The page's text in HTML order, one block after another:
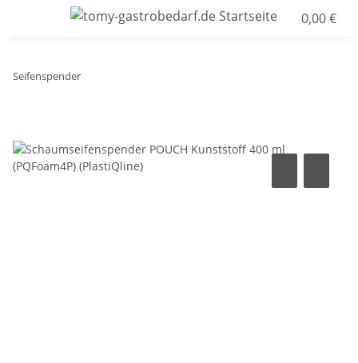
0,00 €
Seifenspender